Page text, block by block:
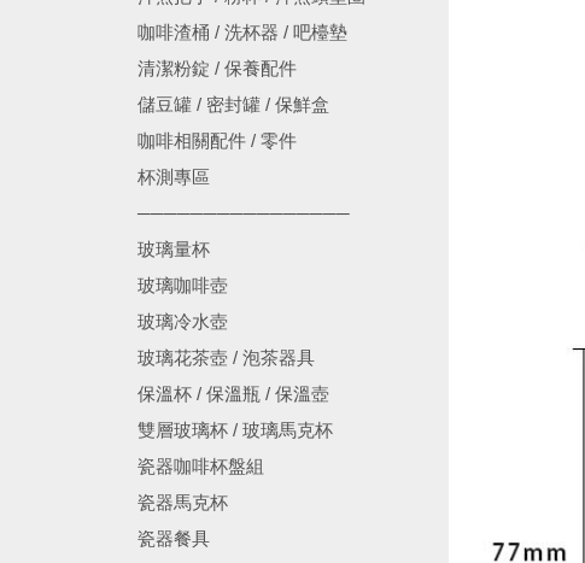
咖啡渣桶 / 洗杯器 / 吧檯墊
清潔粉錠 / 保養配件
儲豆罐 / 密封罐 / 保鮮盒
咖啡相關配件 / 零件
杯測專區
────────────────
玻璃量杯
玻璃咖啡壺
玻璃冷水壺
玻璃花茶壺 / 泡茶器具
保溫杯 / 保溫瓶 / 保溫壺
雙層玻璃杯 / 玻璃馬克杯
瓷器咖啡杯盤組
瓷器馬克杯
瓷器餐具